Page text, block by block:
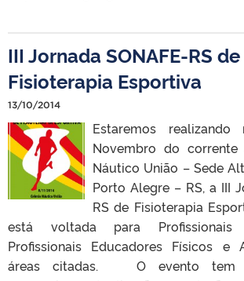
III Jornada SONAFE-RS de
Fisioterapia Esportiva
13/10/2014
Estaremos
Novembro do corrente
Náutico União – Sede
Porto Alegre – RS, a III
RS de Fisioterapia
está voltada para Profissionais
Profissionais Educadores Físicos e
áreas citadas. O evento tem